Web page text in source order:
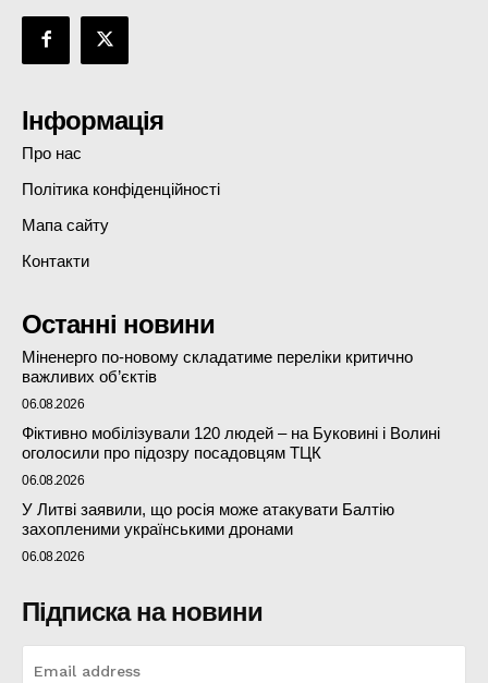
Інформація
Про нас
Політика конфіденційності
Мапа сайту
Контакти
Останні новини
Міненерго по-новому складатиме переліки критично
важливих об’єктів
06.08.2026
Фіктивно мобілізували 120 людей – на Буковині і Волині
оголосили про підозру посадовцям ТЦК
06.08.2026
У Литві заявили, що росія може атакувати Балтію
захопленими українськими дронами
06.08.2026
Підписка на новини